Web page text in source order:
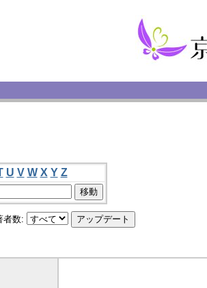
U V W X Y Z
者数: